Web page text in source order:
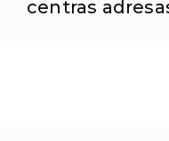
centras